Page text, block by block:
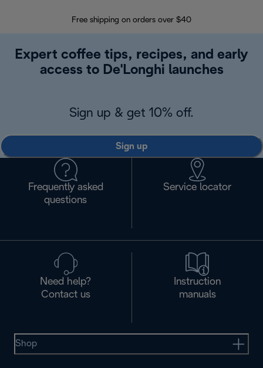
Free shipping on orders over $40
Expert coffee tips, recipes, and early
access to De'Longhi launches
Sign up & get 10% off.
Sign up
Frequently asked
questions
Service locator
Need help?
Contact us
Instruction
manuals
Shop